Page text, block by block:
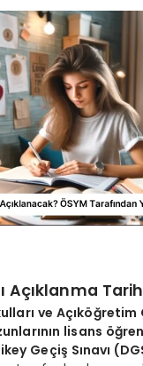
Açıklanma
ve Açıköğretim
lisans
Geçiş Sınavı